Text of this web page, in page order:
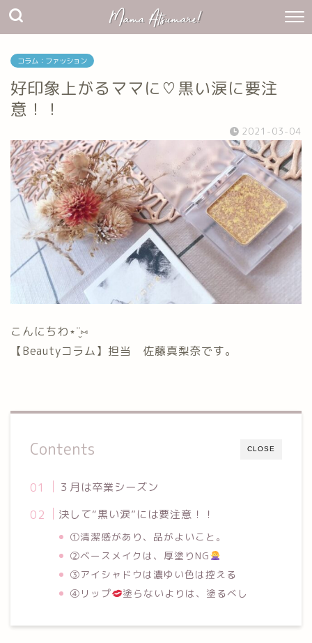
コラム：ファッション
好印象上がるママに♡黒い涙に要注
意！！
2021-03-04
こんにちわ⋆¨̮⑅
【Beautyコラム】担当 佐藤真梨奈です。
CLOSE
Contents
３月は卒業シーズン
決して“黒い涙”には要注意！！
①清潔感があり、品がよいこと。
②ベースメイクは、厚塗りNG
③アイシャドウは濃ゆい色は控える
④リップ
塗らないよりは、塗るべし